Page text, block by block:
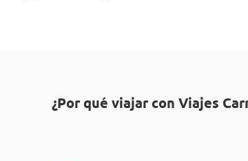
¿Por qué viajar con Viajes